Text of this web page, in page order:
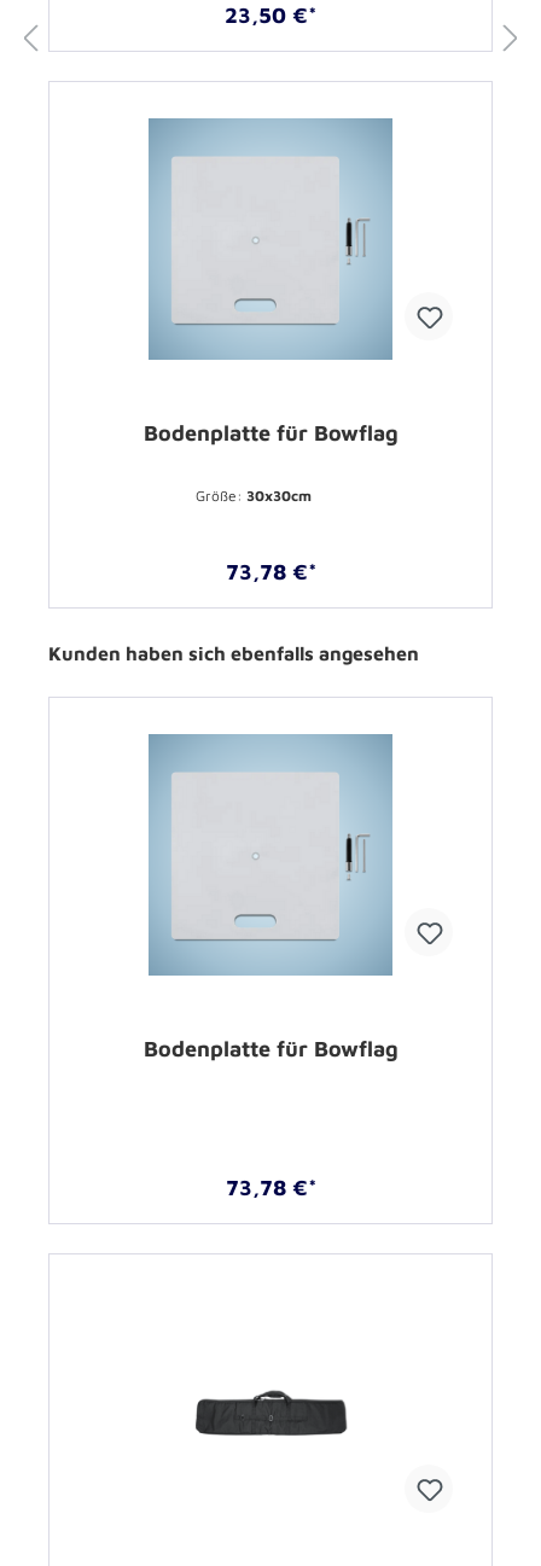
23,50 €*
Bodenplatte für Bowflag
Größe: 30x30cm
73,78 €*
Kunden haben sich ebenfalls angesehen
Bodenplatte für Bowflag
73,78 €*